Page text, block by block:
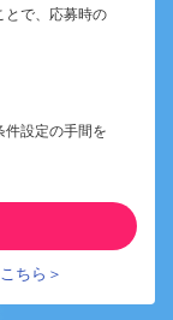
とで、応募時の
件設定の手間を
ちら＞